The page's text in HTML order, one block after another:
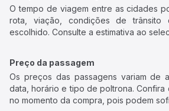
O tempo de viagem entre as cidades
rota, viação, condições de
escolhido. Consulte a estimativa ao
Preço da passagem
Os preços das passagens variam de
data, horário e tipo de poltrona. Confira
no momento da compra, pois podem